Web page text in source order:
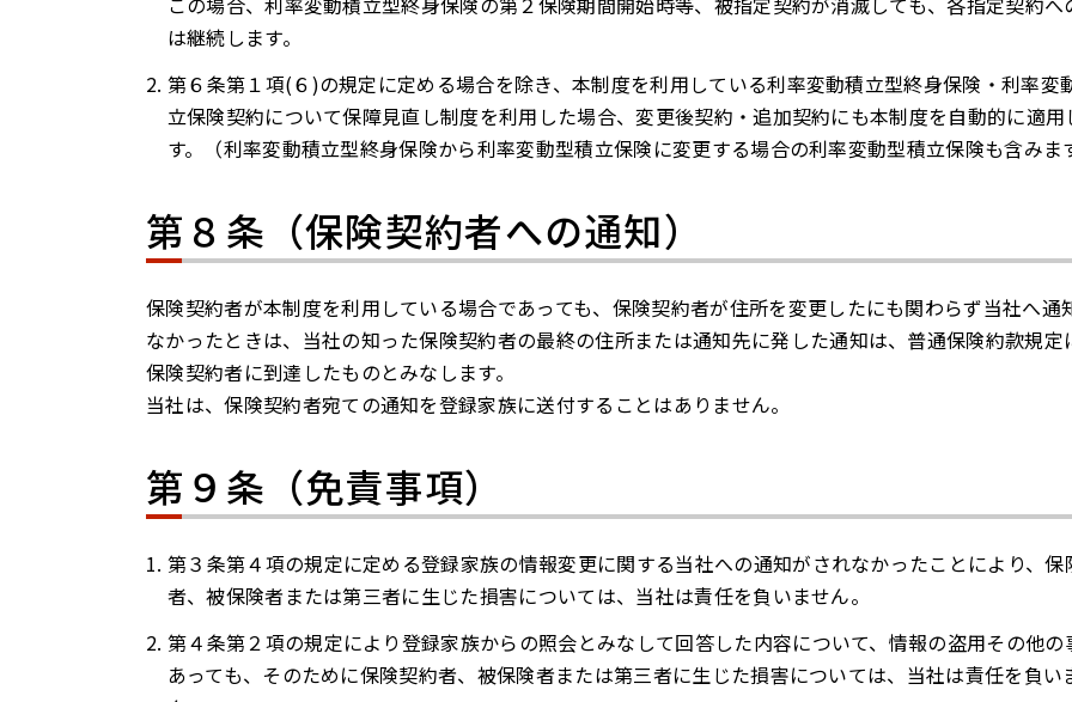
は継続します。
第６条第１項(６)の規定に定める場合を除き、本制度を利用している利率変動積立型終身保険・利率変
立保険契約について保障見直し制度を利用した場合、変更後契約・追加契約にも本制度を自動的に適用
す。（利率変動積立型終身保険から利率変動型積立保険に変更する場合の利率変動型積立保険も含みま
第８条（保険契約者への通知）
保険契約者が本制度を利用している場合であっても、保険契約者が住所を変更したにも関わらず当社へ通
なかったときは、当社の知った保険契約者の最終の住所または通知先に発した通知は、普通保険約款規定
保険契約者に到達したものとみなします。
当社は、保険契約者宛ての通知を登録家族に送付することはありません。
第９条（免責事項）
第３条第４項の規定に定める登録家族の情報変更に関する当社への通知がされなかったことにより、保
者、被保険者または第三者に生じた損害については、当社は責任を負いません。
第４条第２項の規定により登録家族からの照会とみなして回答した内容について、情報の盗用その他の
あっても、そのために保険契約者、被保険者または第三者に生じた損害については、当社は責任を負い